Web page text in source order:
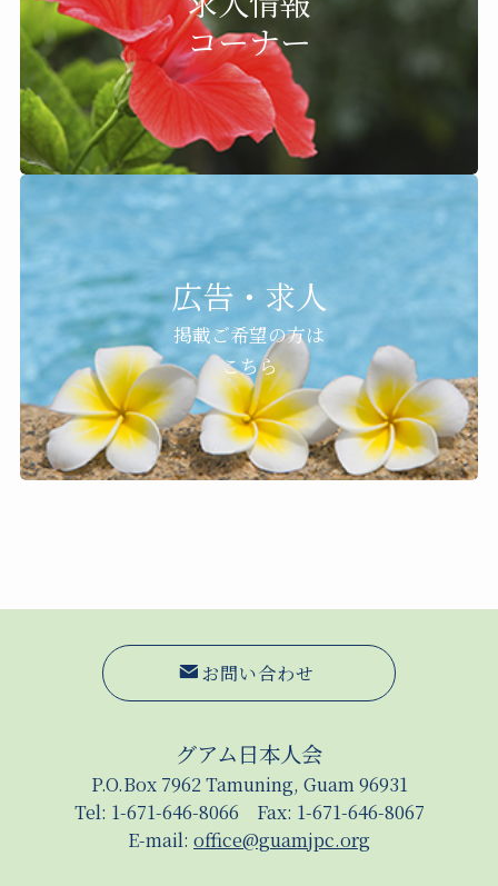
コーナー
広告・求人
掲載ご希望の方は
こちら
お問い合わせ
グアム日本人会
P.O.Box 7962 Tamuning, Guam 96931
Tel: 1-671-646-8066 Fax: 1-671-646-8067
E-mail: office@guamjpc.org